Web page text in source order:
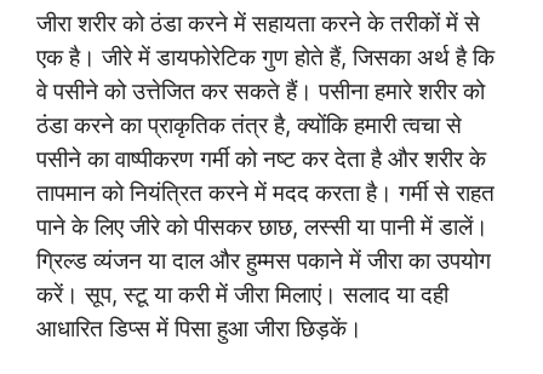
जीरा शरीर को ठंडा करने में सहायता करने के तरीकों में से
एक है। जीरे में डायफोरेटिक गुण होते हैं, जिसका अर्थ है कि
वे पसीने को उत्तेजित कर सकते हैं। पसीना हमारे शरीर को
ठंडा करने का प्राकृतिक तंत्र है, क्योंकि हमारी त्वचा से
पसीने का वाष्पीकरण गर्मी को नष्ट कर देता है और शरीर के
तापमान को नियंत्रित करने में मदद करता है। गर्मी से राहत
पाने के लिए जीरे को पीसकर छाछ, लस्सी या पानी में डालें।
ग्रिल्ड व्यंजन या दाल और हुम्मस पकाने में जीरा का उपयोग
करें। सूप, स्टू या करी में जीरा मिलाएं। सलाद या दही
आधारित डिप्स में पिसा हुआ जीरा छिड़कें।